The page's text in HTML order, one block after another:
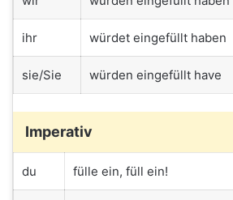
ihr würdet eingefüllt haben
sie/Sie würden eingefüllt have
Imperativ
du fülle ein, füll ein!